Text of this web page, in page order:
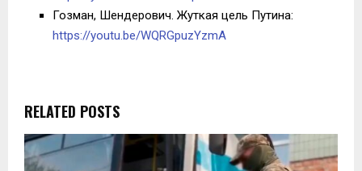
Гозман, Шендерович. Жуткая цель Путина:
https://youtu.be/WQRGpuzYzmA
RELATED POSTS